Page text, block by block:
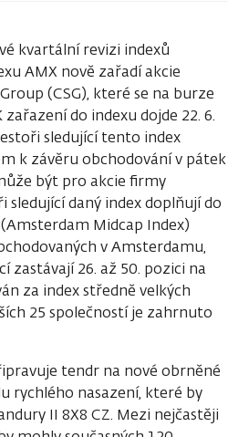
kvartální revizi indexů
AMX nově zařadí akcie
(CSG), které se na burze
do indexu dojde 22. 6.
sledující tento index
k závěru obchodování v pátek
být pro akcie firmy
daný index doplňují do
Midcap Index)
v Amsterdamu,
26. až 50. pozici na
za index středně velkých
25 společností je zahrnuto
tendr na nové obrněné
rychlého nasazení, které by
II 8X8 CZ. Mezi nejčastěji